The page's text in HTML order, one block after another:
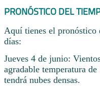
PRONÓSTICO DEL
Aquí tienes el pronóstico
días:
Jueves 4 de junio:
agradable temperatura
tendrá nubes densas.